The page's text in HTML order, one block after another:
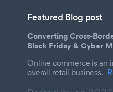
Featured Blog post
Converting Cross-
Black Friday & Cyber
Online commerce is an
overall retail business.